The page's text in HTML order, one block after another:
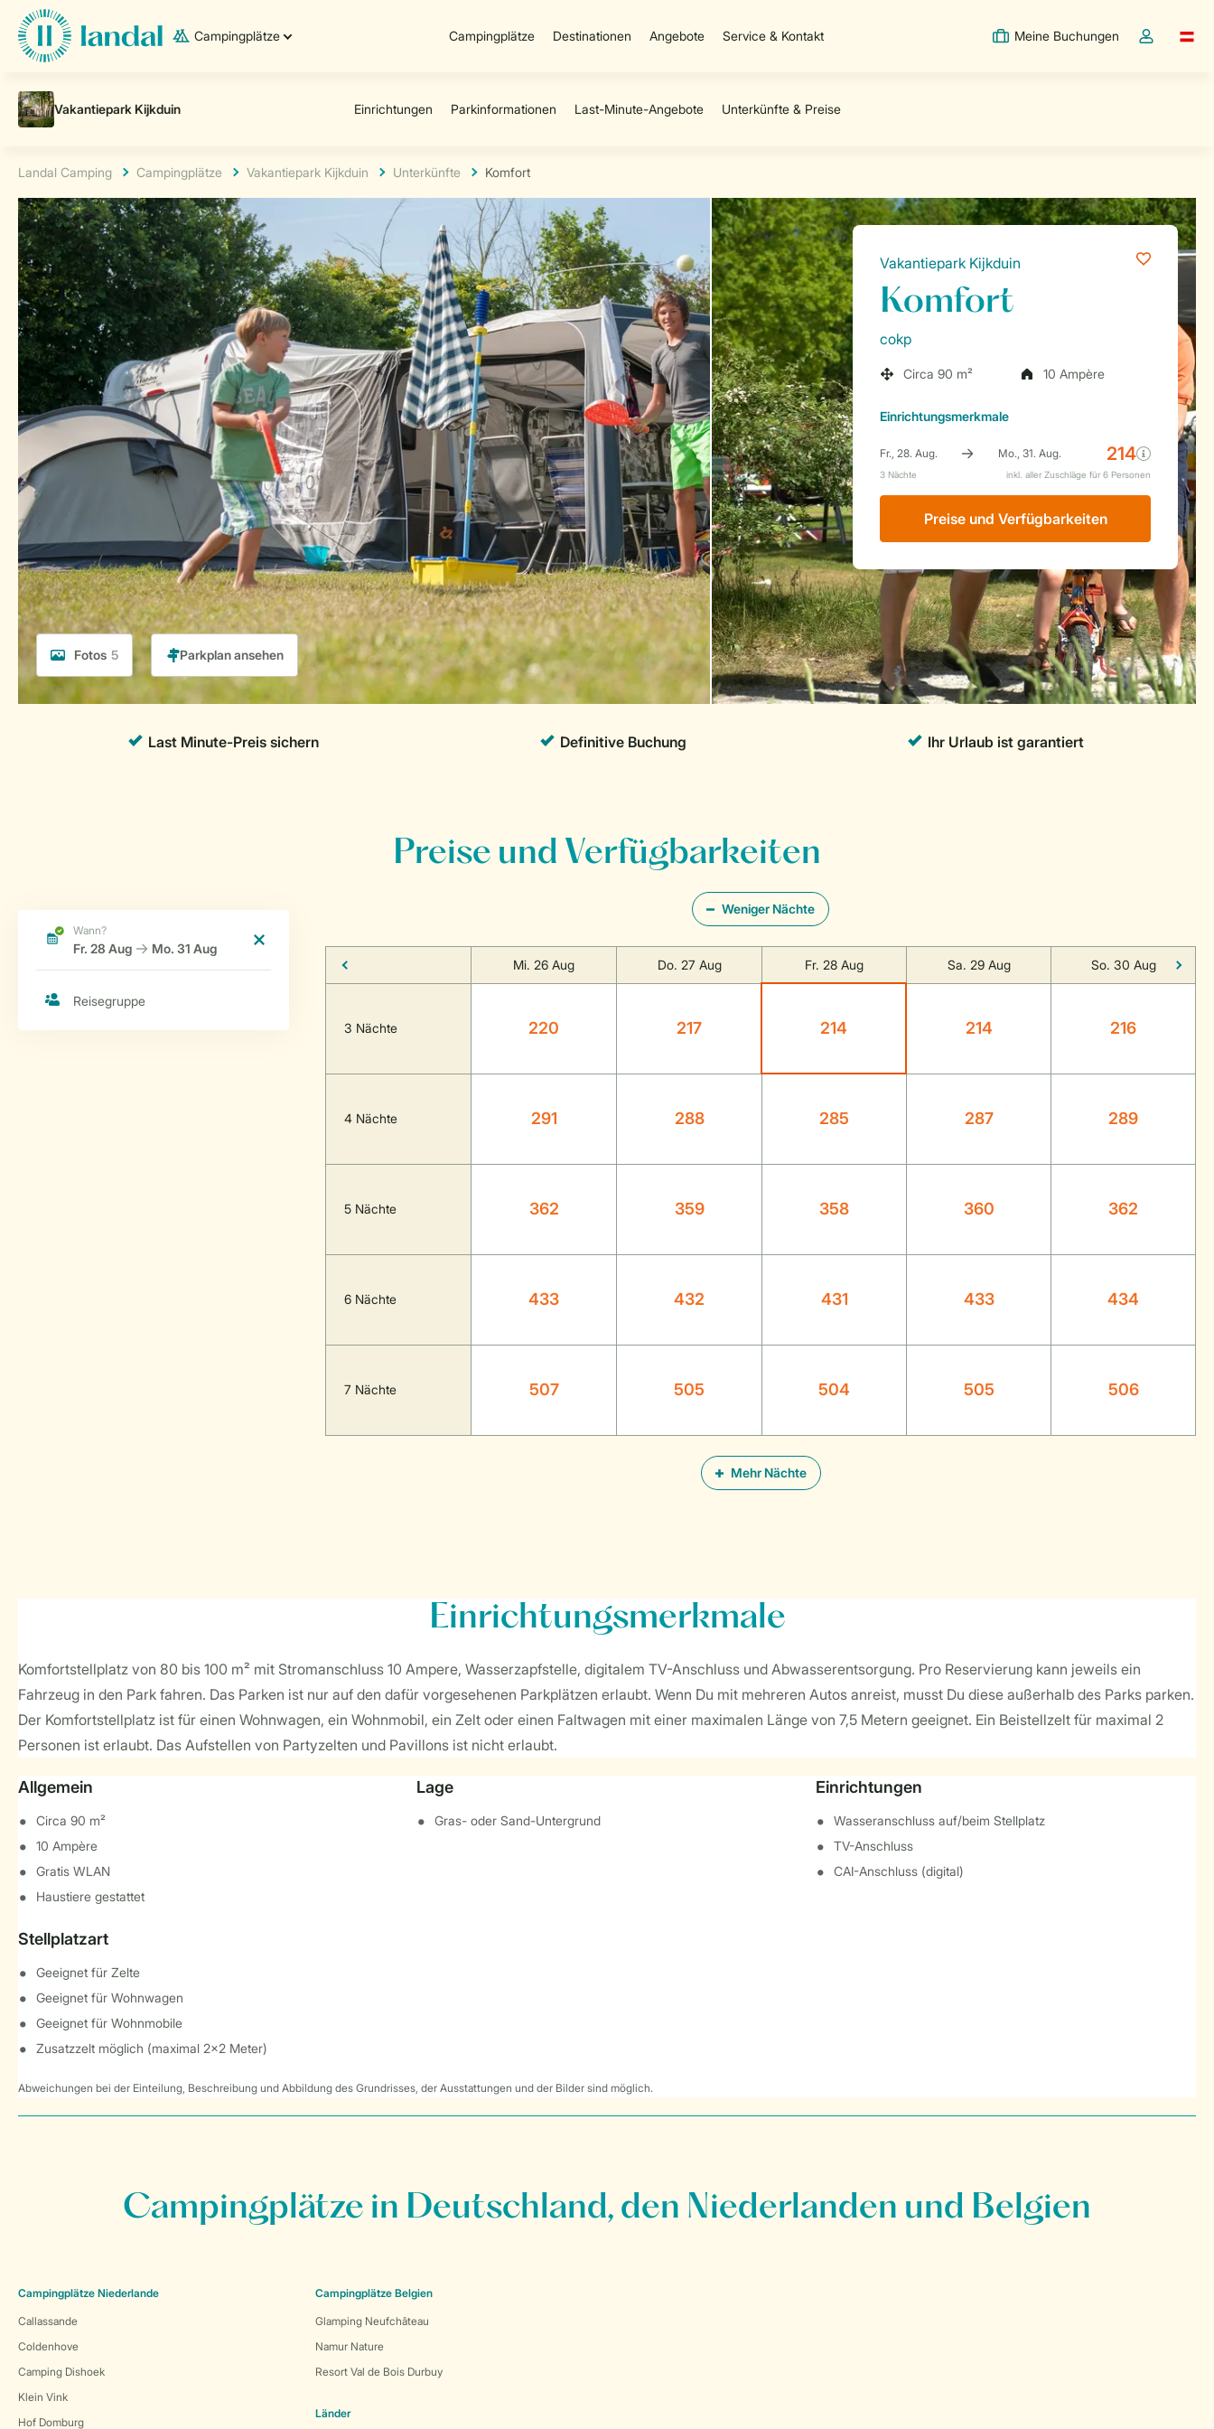
Campingplätze Campingplätze Destinationen Angebote Service & Kontakt Meine Buchungen
Dropdown-
Landal Camping Campingplätze Vakantiepark Kijkduin Unterkünfte Komfort
Fotos 5
Vakantiepark Kijkduin
Komfort
cokp
Circa 90 m² 10 Ampère
Einrichtungsmerkmale
Preise und Verfügbarkeiten
Preise und Verfügbarkeiten
Weniger Nächte
Mehr Nächte
Mi. 26 Aug Do. 27 Aug Fr. 28 Aug Sa. 29 Aug So. 30 Aug
3 Nächte 220 217 214 214 216
4 Nächte 291 288 285 287 289
5 Nächte 362 359 358 360 362
6 Nächte 433 432 431 433 434
7 Nächte 507 505 504 505 506
Einrichtungsmerkmale
Komfortstellplatz von 80 bis 100 m² mit Stromanschluss 10 Ampere, Wasserzapfstelle, digitalem TV-Anschluss und Abwasserentsorgung. Pro Reservierung kann jeweils ein
Fahrzeug in den Park fahren. Das Parken ist nur auf den dafür vorgesehenen Parkplätzen erlaubt. Wenn Du mit mehreren Autos anreist, musst Du diese außerhalb des Parks parken.
Der Komfortstellplatz ist für einen Wohnwagen, ein Wohnmobil, ein Zelt oder einen Faltwagen mit einer maximalen Länge von 7,5 Metern geeignet. Ein Beistellzelt für maximal 2
Personen ist erlaubt. Das Aufstellen von Partyzelten und Pavillons ist nicht erlaubt.
Allgemein
Circa 90 m²
10 Ampère
Gratis WLAN
Haustiere gestattet
Stellplatzart
Geeignet für Zelte
Geeignet für Wohnwagen
Geeignet für Wohnmobile
Zusatzzelt möglich (maximal 2x2 Meter)
Lage
Gras- oder Sand-Untergrund
Einrichtungen
Wasseranschluss auf/beim Stellplatz
TV-Anschluss
CAI-Anschluss (digital)
Abweichungen bei der Einteilung, Beschreibung und Abbildung des Grundrisses, der Ausstattungen und der Bilder sind möglich.
Campingplätze in Deutschland, den Niederlanden und Belgien
Campingplätze Niederlande
Callassande
Coldenhove
Camping Dishoek
Klein Vink
Hof Domburg
Campingplätze Belgien
Glamping Neufchâteau
Namur Nature
Resort Val de Bois Durbuy
Länder